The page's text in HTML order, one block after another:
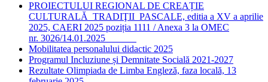
PROIECTULUI REGIONAL DE CREAȚIE
CULTURALĂ TRADIŢII PASCALE, editia a XV a aprilie
2025, CAERI 2025 poziția 1111 / Anexa 3 la OMEC
nr. 3026/14.01.2025
Mobilitatea personalului didactic 2025
Programul Incluziune și Demnitate Socială 2021-2027
Rezultate Olimpiada de Limba Engleză, faza locală, 13